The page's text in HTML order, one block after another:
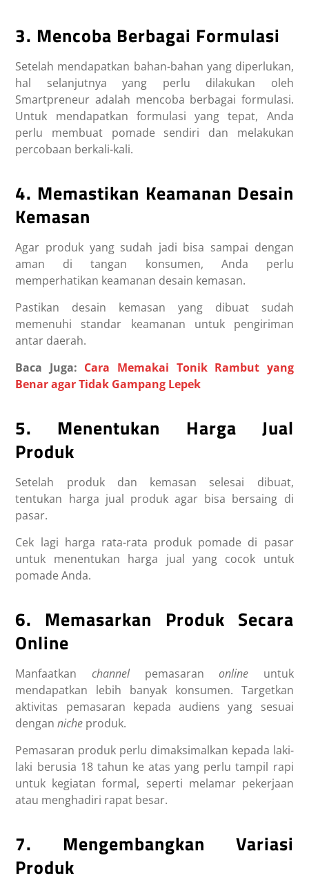
3. Mencoba Berbagai Formulasi
Setelah mendapatkan bahan-bahan yang diperlukan,
hal selanjutnya yang perlu dilakukan oleh
Smartpreneur adalah mencoba berbagai formulasi.
Untuk mendapatkan formulasi yang tepat, Anda
perlu membuat pomade sendiri dan melakukan
percobaan berkali-kali.
4. Memastikan Keamanan Desain
Kemasan
Agar produk yang sudah jadi bisa sampai dengan
aman di tangan konsumen, Anda perlu
memperhatikan keamanan desain kemasan.
Pastikan desain kemasan yang dibuat sudah
memenuhi standar keamanan untuk pengiriman
antar daerah.
Baca Juga: Cara Memakai Tonik Rambut yang
Benar agar Tidak Gampang Lepek
5. Menentukan Harga Jual
Produk
Setelah produk dan kemasan selesai dibuat,
tentukan harga jual produk agar bisa bersaing di
pasar.
Cek lagi harga rata-rata produk pomade di pasar
untuk menentukan harga jual yang cocok untuk
pomade Anda.
6. Memasarkan Produk Secara
Online
Manfaatkan channelpemasaranonline untuk
mendapatkan lebih banyak konsumen. Targetkan
aktivitas pemasaran kepada audiens yang sesuai
denganniche produk.
Pemasaran produk perlu dimaksimalkan kepada laki-
laki berusia 18 tahun ke atas yang perlu tampil rapi
untuk kegiatan formal, seperti melamar pekerjaan
atau menghadiri rapat besar.
7. Mengembangkan Variasi
Produk